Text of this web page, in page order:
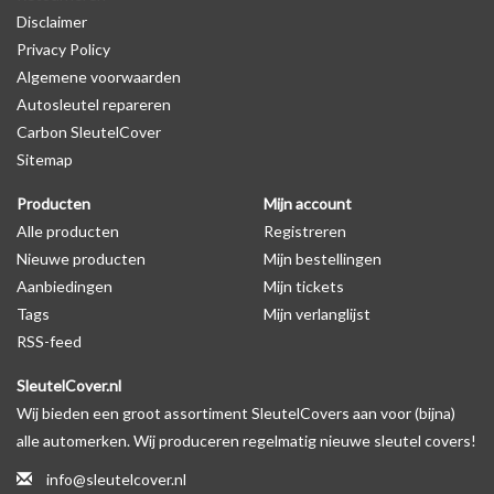
autosleutel behuizing wel zichtbaar is. U kunt dit zelf nagaan door
op de productfoto te kijken of er een logo zichtbaar is.
Levering
Voor 16:00 besteld = Dezelfde dag verzonden
Verzending naar België: 1/3 werkdagen
Specificaties
Merk: SleutelCover
Geschikt voor: Peugeot
Gewicht: 20g
Materiaal: Siliconen
Geschikt voor o.a. de volgende modellen:
* Afhankelijk van het bouwjaar
voorbeeld in de productfoto's
Disclaimer
Privacy Policy
Algemene voorwaarden
Autosleutel repareren
Carbon SleutelCover
Sitemap
Producten
Alle producten
Nieuwe producten
Aanbiedingen
Tags
RSS-feed
Mijn account
Registreren
Mijn bestellingen
Mijn tickets
Mijn verlanglijst
SleutelCover.nl
Wij bieden een groot assortiment SleutelCovers aan voor (bijna)
alle automerken. Wij produceren regelmatig nieuwe sleutel covers!
info@sleutelcover.nl